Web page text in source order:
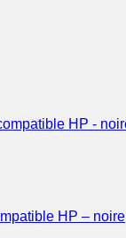
HP – noire